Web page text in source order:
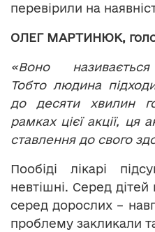
перевірили на
ОЛЕГ МАРТИНЮК,
«Воно називається
Тобто людина
до десяти хвилин
рамках цієї акції, ця
ставлення до свого
Пообіді лікарі
невтішні. Серед
серед дорослих –
проблему закликали